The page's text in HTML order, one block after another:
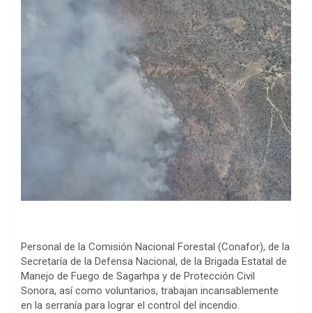
Personal de la Comisión Nacional Forestal (Conafor), de la
Secretaría de la Defensa Nacional, de la Brigada Estatal de
Manejo de Fuego de Sagarhpa y de Protección Civil
Sonora, así como voluntarios, trabajan incansablemente
en la serranía para lograr el control del incendio.